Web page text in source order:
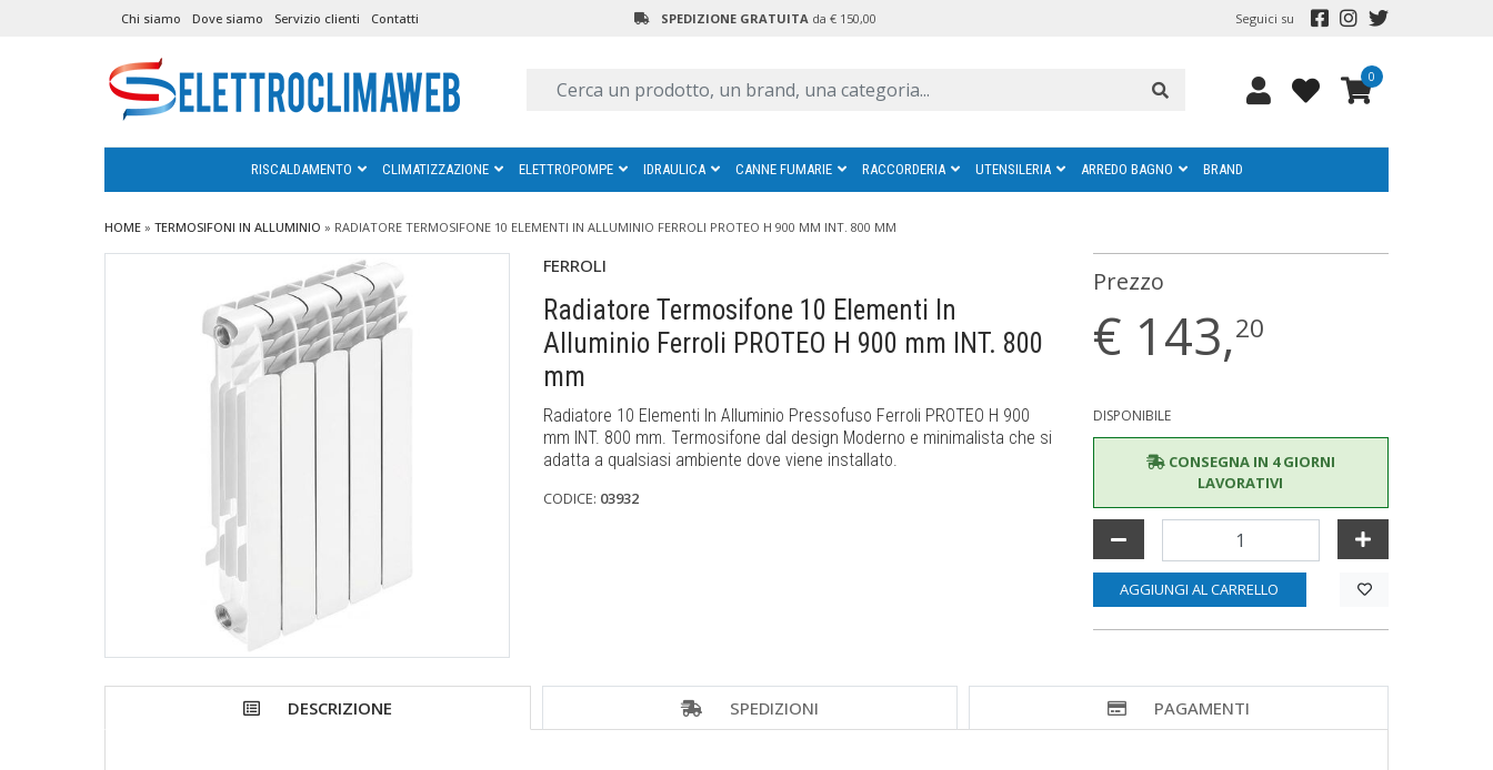
Chi siamo Dove siamo Servizio clienti Contatti SPEDIZIONE GRATUITA da € 150,00 Seguici su
0
RISCALDAMENTO CLIMATIZZAZIONE ELETTROPOMPE IDRAULICA CANNE FUMARIE RACCORDERIA UTENSILERIA ARREDO BAGNO BRAND
HOME» TERMOSIFONI IN ALLUMINIO » RADIATORE TERMOSIFONE 10 ELEMENTI IN ALLUMINIO FERROLI PROTEO H 900 MM INT. 800 MM
FERROLI
Radiatore Termosifone 10 Elementi In
Alluminio Ferroli PROTEO H 900 mm INT. 800
mm
Radiatore 10 Elementi In Alluminio Pressofuso Ferroli PROTEO H 900
mm INT. 800 mm. Termosifone dal design Moderno e minimalista che si
adatta a qualsiasi ambiente dove viene installato.
CODICE: 03932
Prezzo
€ 143,20
DISPONIBILE
CONSEGNA IN 4 GIORNI
LAVORATIVI
AGGIUNGI AL CARRELLO
DESCRIZIONE SPEDIZIONI PAGAMENTI